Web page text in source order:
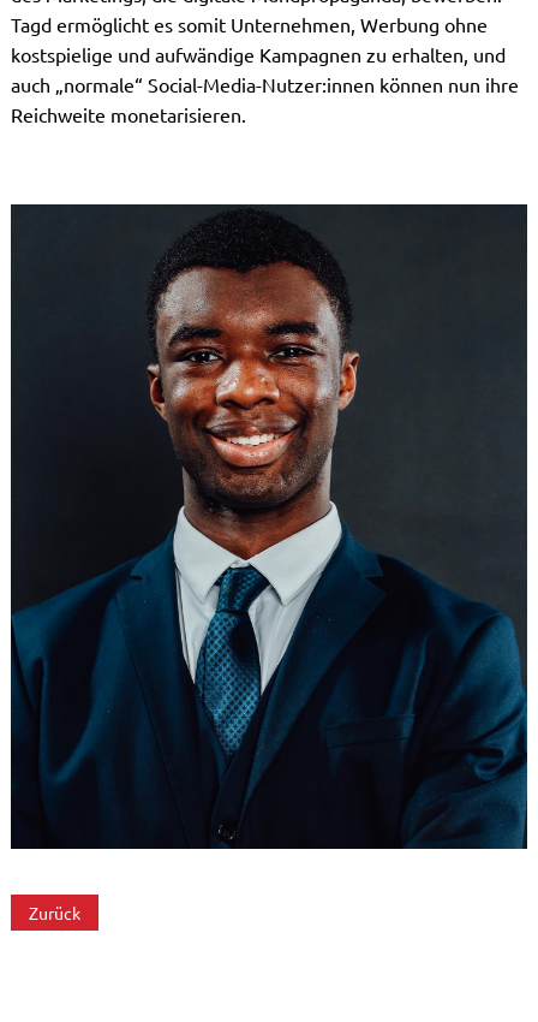
Tagd ermöglicht es somit Unternehmen, Werbung ohne
kostspielige und aufwändige Kampagnen zu erhalten, und
auch „normale“ Social-Media-Nutzer:innen können nun ihre
Reichweite monetarisieren.
Zurück